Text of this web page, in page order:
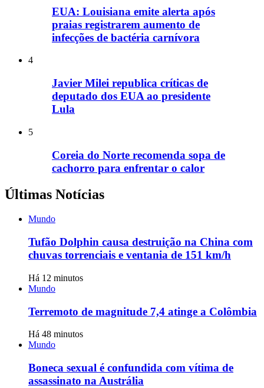
EUA: Louisiana emite alerta após
praias registrarem aumento de
infecções de bactéria carnívora
4
Javier Milei republica críticas de
deputado dos EUA ao presidente
Lula
5
Coreia do Norte recomenda sopa de
cachorro para enfrentar o calor
Últimas Notícias
Mundo
Tufão Dolphin causa destruição na China com
chuvas torrenciais e ventania de 151 km/h
Há 12 minutos
Mundo
Terremoto de magnitude 7,4 atinge a Colômbia
Há 48 minutos
Mundo
Boneca sexual é confundida com vítima de
assassinato na Austrália